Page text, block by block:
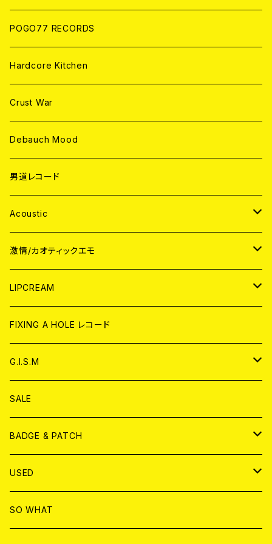
POGO77 RECORDS
Hardcore Kitchen
Crust War
Debauch Mood
男道レコード
Acoustic
JAPAN
CD
ANALOG
WORLD
CD
ANALOG
激情/カオティックエモ
JAPAN
CD
ANALOG
WORLD
CD
ANALOG
LIPCREAM
CD
アナログ
DVD
T-shirt & WEAR
FIXING A HOLE レコード
G.I.S.M
CD
ANALOG
T-SHIRT & WEAR
DVD
SALE
BADGE & PATCH
BADGE
PATCH
USED
書籍
SO WHAT